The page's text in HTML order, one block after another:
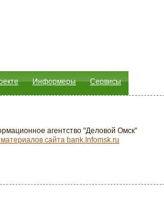
Информеры Сервисы
агентство "Деловой Омск"
сайта bank.Infomsk.ru